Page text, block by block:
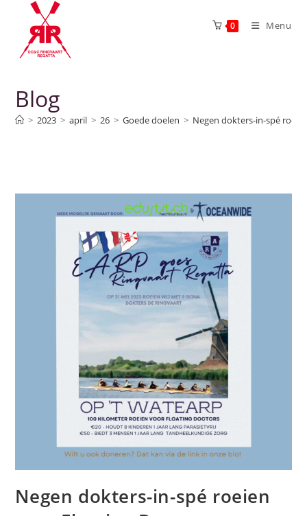
0 Menu
Blog
> 2023 > april > 26 > Goede doelen > Negen dokters-in-spé
Negen dokters-in-spé roeien